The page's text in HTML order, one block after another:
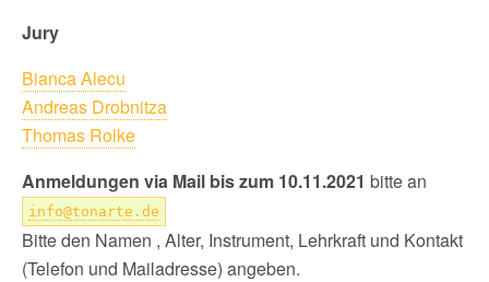
Jury
Bianca Alecu
Andreas Drobnitza
Thomas Rolke
Anmeldungen via Mail bis zum 10.11.2021 bitte an
info@tonarte.de
Bitte den Namen , Alter, Instrument, Lehrkraft und Kontakt
(Telefon und Mailadresse) angeben.